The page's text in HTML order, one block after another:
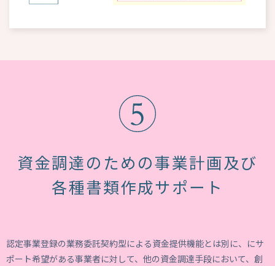
資金調達のための事業計画及び
各種書類作成サポート
認定事業登録の業務委託契約型による資金提供機能とは別に、にサ
ポート希望がある事業者に対して、他の資金調達手段において、創